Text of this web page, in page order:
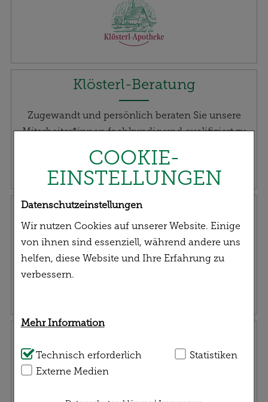
COOKIE-
EINSTELLUNGEN
Datenschutzeinstellungen
Wir nutzen Cookies auf unserer Website. Einige
von ihnen sind essenziell, während andere uns
helfen, diese Website und Ihre Erfahrung zu
verbessern.
Mehr Information
Technisch Notwendig:Hierbei handelt es sich
um Cookies, die für die Grundfunktionen
Technisch erforderlich
Statistiken
Externe Medien
Klösterl-Beratung
Zugewandt und persönlich beraten Sie unsere
Mitarbeiter*innen fachkundig und qualifiziert zu
Ihrem gesundheitlichen Anliegen.
Rezept einreichen